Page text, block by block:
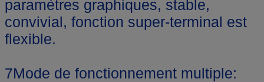
paramètres graphiques, stable,
convivial, fonction super-terminal est
flexible.
7Mode de fonctionnement multiple: